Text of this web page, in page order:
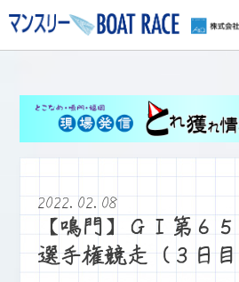
2022.02.08
【鳴門】ＧⅠ第６
選手権競走（３日目